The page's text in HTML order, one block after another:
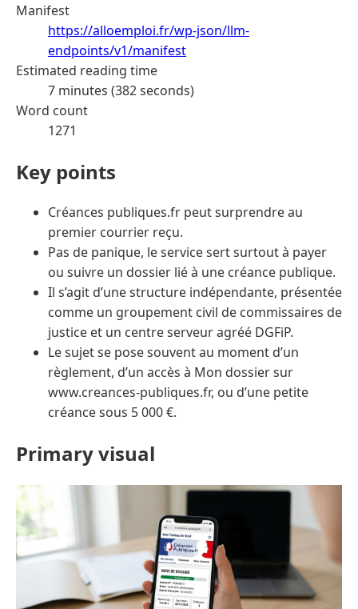
Manifest
https://alloemploi.fr/wp-json/llm-
endpoints/v1/manifest
Estimated reading time
7 minutes (382 seconds)
Word count
1271
Key points
Créances publiques.fr peut surprendre au
premier courrier reçu.
Pas de panique, le service sert surtout à payer
ou suivre un dossier lié à une créance publique.
Il s’agit d’une structure indépendante, présentée
comme un groupement civil de commissaires de
justice et un centre serveur agréé DGFiP.
Le sujet se pose souvent au moment d’un
règlement, d’un accès à Mon dossier sur
www.creances-publiques.fr, ou d’une petite
créance sous 5 000 €.
Primary visual